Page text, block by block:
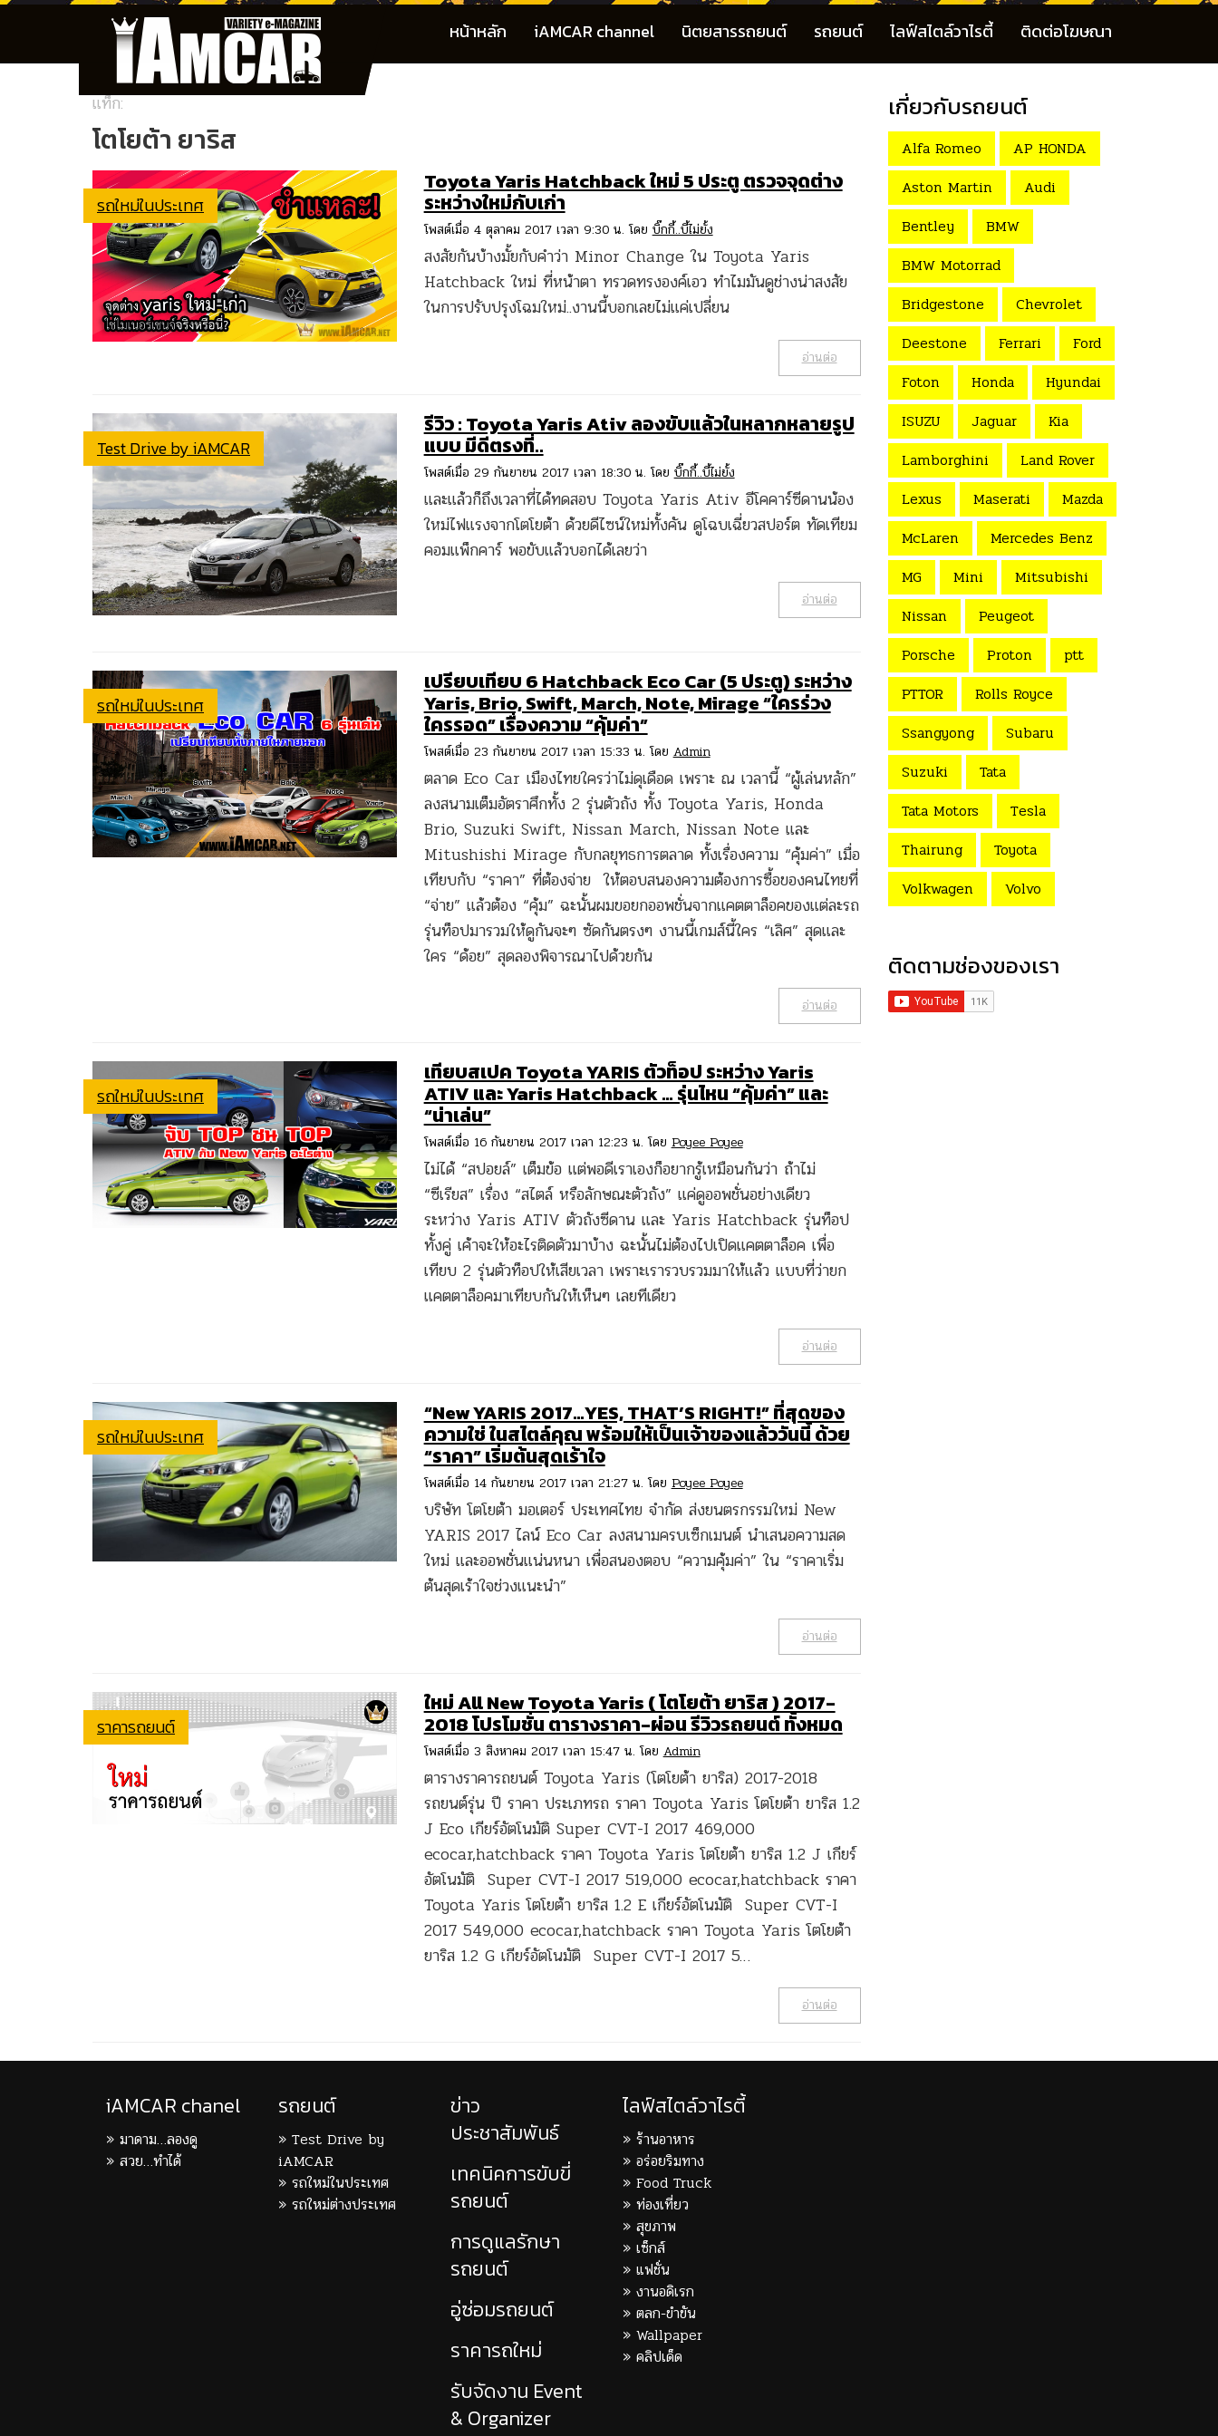
หน้าหลัก iAMCAR channel นิตยสารรถยนต์ รถยนต์ ไลฟ์สไตล์วาไรตี้ ติดต่อโฆษณา
แท็ก:
โตโยต้า ยาริส
รถใหม่ในประเทศ
Toyota Yaris Hatchback ใหม่ 5 ประตู ตรวจจุดต่าง
ระหว่างใหม่กับเก่า
โพสต์เมื่อ 4 ตุลาคม 2017 เวลา 9:30 น. โดย บิ๊กกี้..บี้ไม่ยั้ง
สงสัยกันบ้างมั้ยกับคำว่า Minor Change ใน Toyota Yaris
Hatchback ใหม่ ที่หน้าตา ทรวดทรงองค์เอว ทำไมมันดูช่างน่าสงสัย
ในการปรับปรุงโฉมใหม่..งานนี้บอกเลยไม่แค่เปลี่ยน
อ่านต่อ
Test Drive by iAMCAR
รีวิว : Toyota Yaris Ativ ลองขับแล้วในหลากหลายรูป
แบบ มีดีตรงที่..
โพสต์เมื่อ 29 กันยายน 2017 เวลา 18:30 น. โดย บิ๊กกี้..บี้ไม่ยั้ง
และแล้วก็ถึงเวลาที่ได้ทดสอบ Toyota Yaris Ativ อีโคคาร์ซีดานน้อง
ใหม่ไฟแรงจากโตโยต้า ด้วยดีไซน์ใหม่ทั้งคัน ดูโฉบเฉี่ยวสปอร์ต ทัดเทียม
คอมแพ็กคาร์ พอขับแล้วบอกได้เลยว่า
อ่านต่อ
รถใหม่ในประเทศ
เปรียบเทียบ 6 Hatchback Eco Car (5 ประตู) ระหว่าง
Yaris, Brio, Swift, March, Note, Mirage “ใครร่วง
ใครรอด” เรื่องความ “คุ้มค่า”
โพสต์เมื่อ 23 กันยายน 2017 เวลา 15:33 น. โดย Admin
ตลาด Eco Car เมืองไทยใครว่าไม่ดุเดือด เพราะ ณ เวลานี้ “ผู้เล่นหลัก”
ลงสนามเต็มอัตราศึกทั้ง 2 รุ่นตัวถัง ทั้ง Toyota Yaris, Honda
Brio, Suzuki Swift, Nissan March, Nissan Note และ
Mitushishi Mirage กับกลยุทธการตลาด ทั้งเรื่องความ “คุ้มค่า” เมื่อ
เทียบกับ “ราคา” ที่ต้องจ่าย ให้ตอบสนองความต้องการซื้อของคนไทยที่
“จ่าย” แล้วต้อง “คุ้ม” ฉะนั้นผมขอยกออพชั่นจากแคตตาล็อคของแต่ละรถ
รุ่นท็อปมารวมให้ดูกันจะๆ ซัดกันตรงๆ งานนี้เกมส์นี้ใคร “เลิศ” สุดและ
ใคร “ด้อย” สุดลองพิจารณาไปด้วยกัน
อ่านต่อ
รถใหม่ในประเทศ
เทียบสเปค Toyota YARIS ตัวท็อป ระหว่าง Yaris
ATIV และ Yaris Hatchback … รุ่นไหน “คุ้มค่า” และ
“น่าเล่น”
โพสต์เมื่อ 16 กันยายน 2017 เวลา 12:23 น. โดยPoyee Poyee
ไม่ได้ “สปอยล์” เต็มข้อ แต่พอดีเราเองก็อยากรู้เหมือนกันว่า ถ้าไม่
“ซีเรียส” เรื่อง “สไตล์ หรือลักษณะตัวถัง” แค่ดูออพชั่นอย่างเดียว
ระหว่าง Yaris ATIV ตัวถังซีดาน และ Yaris Hatchback รุ่นท็อป
ทั้งคู่ เค้าจะให้อะไรติดตัวมาบ้าง ฉะนั้นไม่ต้องไปเปิดแคตตาล็อค เพื่อ
เทียบ 2 รุ่นตัวท็อปให้เสียเวลา เพราะเรารวบรวมมาให้แล้ว แบบที่ว่ายก
แคตตาล็อคมาเทียบกันให้เห็นๆ เลยทีเดียว
อ่านต่อ
รถใหม่ในประเทศ
“New YARIS 2017…YES, THAT’S RIGHT!” ที่สุดของ
ความใช่ ในสไตล์คุณ พร้อมให้เป็นเจ้าของแล้ววันนี้ ด้วย
“ราคา” เริ่มต้นสุดเร้าใจ
โพสต์เมื่อ 14 กันยายน 2017 เวลา 21:27 น. โดย Poyee Poyee
บริษัท โตโยต้า มอเตอร์ ประเทศไทย จำกัด ส่งยนตรกรรมใหม่ New
YARIS 2017 ไลน์ Eco Car ลงสนามครบเซ็กเมนต์ นำเสนอความสด
ใหม่ และออพชั่นแน่นหนา เพื่อสนองตอบ “ความคุ้มค่า” ใน “ราคาเริ่ม
ต้นสุดเร้าใจช่วงแนะนำ”
อ่านต่อ
ราคารถยนต์
ใหม่ All New Toyota Yaris ( โตโยต้า ยาริส ) 2017-
2018 โปรโมชั่น ตารางราคา-ผ่อน รีวิวรถยนต์ ทั้งหมด
โพสต์เมื่อ 3 สิงหาคม 2017 เวลา 15:47 น. โดย Admin
ตารางราคารถยนต์ Toyota Yaris (โตโยต้า ยาริส) 2017-2018
รถยนต์รุ่น ปี ราคา ประเภทรถ ราคา Toyota Yaris โตโยต้า ยาริส 1.2
J Eco เกียร์อัตโนมัติ Super CVT-I 2017 469,000
ecocar,hatchback ราคา Toyota Yaris โตโยต้า ยาริส 1.2 J เกียร์
อัตโนมัติ Super CVT-I 2017 519,000 ecocar,hatchback ราคา
Toyota Yaris โตโยต้า ยาริส 1.2 E เกียร์อัตโนมัติ Super CVT-I
2017 549,000 ecocar,hatchback ราคา Toyota Yaris โตโยต้า
ยาริส 1.2 G เกียร์อัตโนมัติ Super CVT-I 2017 5…
อ่านต่อ
เกี่ยวกับรถยนต์
Alfa Romeo
AP HONDA
Aston Martin
Audi
Bentley
BMW
BMW Motorrad
Bridgestone
Chevrolet
Deestone
Ferrari
Ford
Foton
Honda
Hyundai
ISUZU
Jaguar
Kia
Lamborghini
Land Rover
Lexus
Maserati
Mazda
McLaren
Mercedes Benz
MG
Mini
Mitsubishi
Nissan
Peugeot
Porsche
Proton
ptt
PTTOR
Rolls Royce
Ssangyong
Subaru
Suzuki
Tata
Tata Motors
Tesla
Thairung
Toyota
Volkwagen
Volvo
ติดตามช่องของเรา
iAMCAR chanel
มาดาม…ลองดู
สวย…ทำได้
รถยนต์
Test Drive by
iAMCAR
รถใหม่ในประเทศ
รถใหม่ต่างประเทศ
ข่าว
ประชาสัมพันธ์
เทคนิคการขับขี่
รถยนต์
การดูแลรักษา
รถยนต์
อู่ซ่อมรถยนต์
ราคารถใหม่
รับจัดงาน Event
& Organizer
ไลฟ์สไตล์วาไรตี้
ร้านอาหาร
อร่อยริมทาง
Food Truck
ท่องเที่ยว
สุขภาพ
เซ็กส์
แฟชั่น
งานอดิเรก
ตลก-ขำขัน
Wallpaper
คลิปเด็ด